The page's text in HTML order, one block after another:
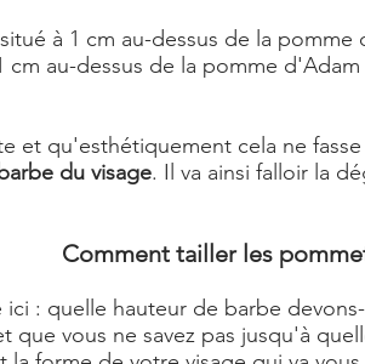
à 1 cm au-dessus de la
cm au-dessus de la pomme
et qu'esthétiquement cela ne
du visage. Il va ainsi falloir la
Comment tailler les
: quelle hauteur de barbe
que vous ne savez pas jusqu'à